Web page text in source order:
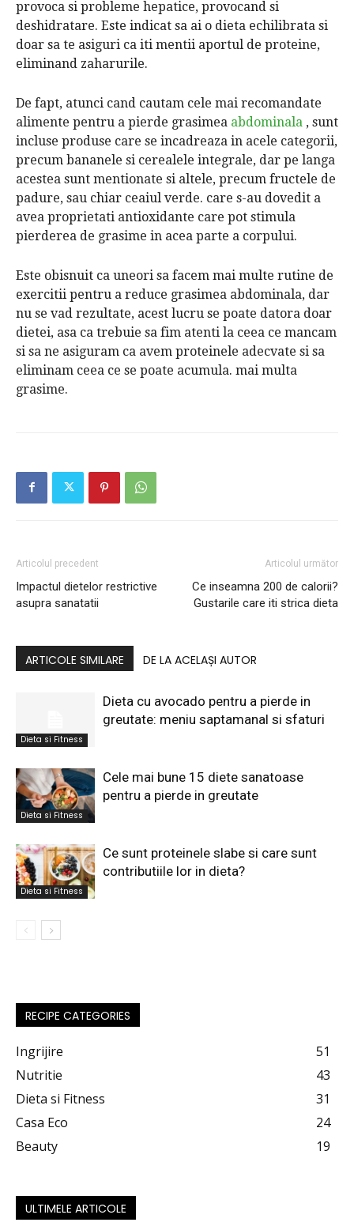
provoca si probleme hepatice, provocand si
deshidratare. Este indicat sa ai o dieta echilibrata si
doar sa te asiguri ca iti mentii aportul de proteine,
eliminand zaharurile.
De fapt, atunci cand cautam cele mai recomandate
alimente pentru a pierde grasimea abdominala , sunt
incluse produse care se incadreaza in acele categorii,
precum bananele si cerealele integrale, dar pe langa
acestea sunt mentionate si altele, precum fructele de
padure, sau chiar ceaiul verde. care s-au dovedit a
avea proprietati antioxidante care pot stimula
pierderea de grasime in acea parte a corpului.
Este obisnuit ca uneori sa facem mai multe rutine de
exercitii pentru a reduce grasimea abdominala, dar
nu se vad rezultate, acest lucru se poate datora doar
dietei, asa ca trebuie sa fim atenti la ceea ce mancam
si sa ne asiguram ca avem proteinele adecvate si sa
eliminam ceea ce se poate acumula. mai multa
grasime.
Articolul precedent
Impactul dietelor restrictive
asupra sanatatii
Articolul următor
Ce inseamna 200 de calorii?
Gustarile care iti strica dieta
ARTICOLE SIMILARE DE LA ACELAȘI AUTOR
Dieta si Fitness
Dieta cu avocado pentru a pierde in
greutate: meniu saptamanal si sfaturi
Dieta si Fitness
Cele mai bune 15 diete sanatoase
pentru a pierde in greutate
Dieta si Fitness
Ce sunt proteinele slabe si care sunt
contributiile lor in dieta?
RECIPE CATEGORIES
Ingrijire
51
Nutritie
43
Dieta si Fitness
31
Casa Eco
24
Beauty
19
ULTIMELE ARTICOLE